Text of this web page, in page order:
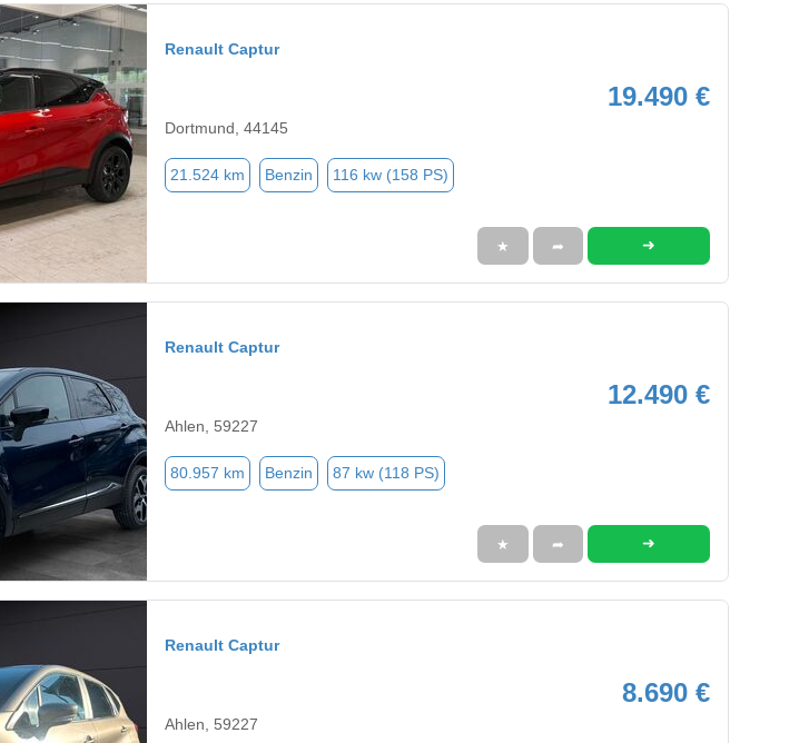
Renault Captur
19.490 €
Dortmund, 44145
21.524 km Benzin 116 kw (158 PS)
★ ➦ ➜
Renault Captur
12.490 €
Ahlen, 59227
80.957 km Benzin 87 kw (118 PS)
★ ➦ ➜
Renault Captur
8.690 €
Ahlen, 59227